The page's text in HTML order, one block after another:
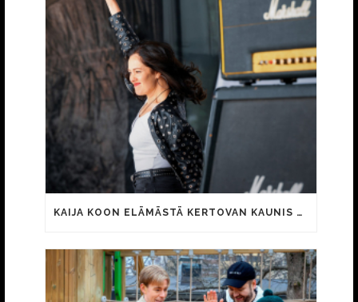
KAIJA KOON ELÄMÄSTÄ KERTOVAN KAUNIS RIETAS ONNELLINEN -ELOKUVAN TRAILER JULKI